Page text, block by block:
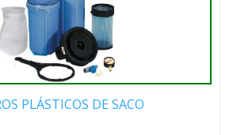
PLÁSTICOS DE SACO